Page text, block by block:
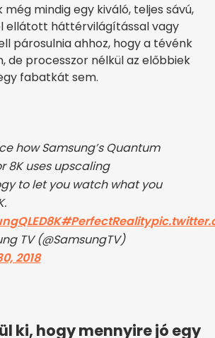
mindig egy kiváló, teljes sávú,
ellátott háttérvilágítással vagy
párosulnia ahhoz, hogy a tévénk
de processzor nélkül az előbbiek
fabatkát sem.
how Samsung’s Quantum
8K uses upscaling
to let you watch what you
#PerfectReality
TV (@SamsungTV)
2018
ki, hogy mennyire jó egy